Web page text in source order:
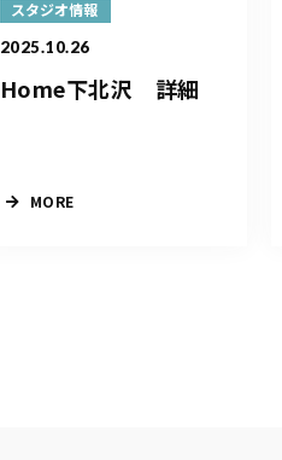
スタジオ情報
2025.10.26
Home下北沢 詳細
MORE